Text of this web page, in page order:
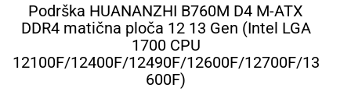
Podrška HUANANZHI B760M D4 M-ATX
DDR4 matična ploča 12 13 Gen (Intel LGA
1700 CPU
12100F/12400F/12490F/12600F/12700F/13
600F)